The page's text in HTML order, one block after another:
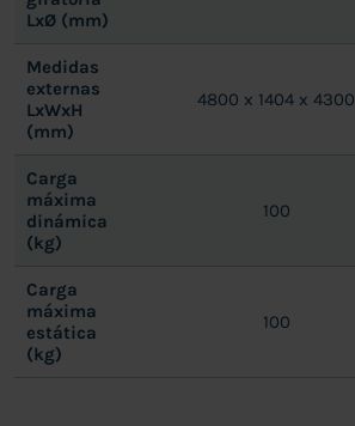
LxØ (mm)
Medidas
externas
LxWxH
(mm)
4800 x 1404 x 4300
Carga
máxima
dinámica
(kg)
100
Carga
máxima
estática
(kg)
100